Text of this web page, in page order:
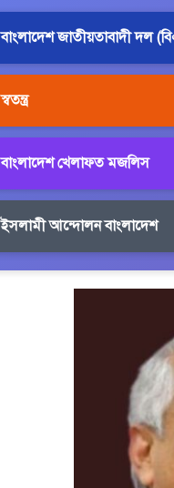
বাংলাদেশ জাতীয়তাবাদী দল
স্বতন্ত্র
বাংলাদেশ খেলাফত মজলিস
ইসলামী আন্দোলন বাংলাদেশ